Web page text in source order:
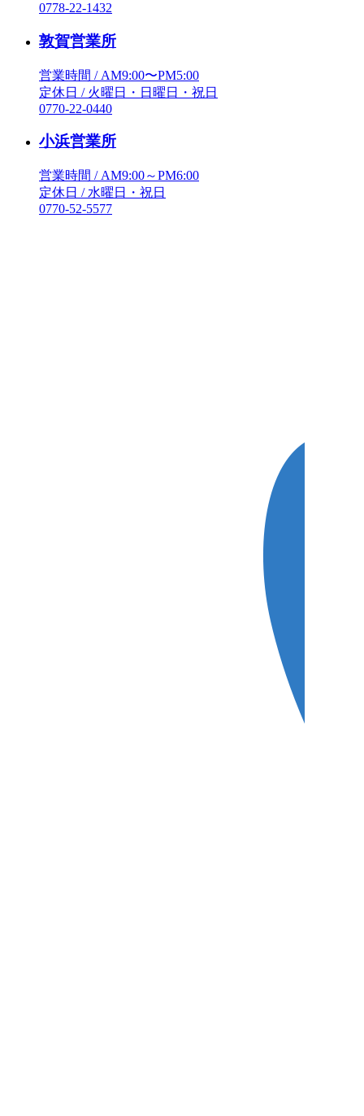
0778-22-1432
敦賀営業所
営業時間 / AM9:00〜PM5:00
定休日 / 火曜日・日曜日・祝日
0770-22-0440
小浜営業所
営業時間 / AM9:00～PM6:00
定休日 / 水曜日・祝日
0770-52-5577